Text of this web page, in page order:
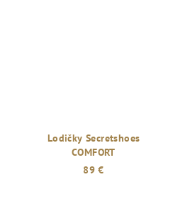
Lodičky Secretshoes
COMFORT
89 €